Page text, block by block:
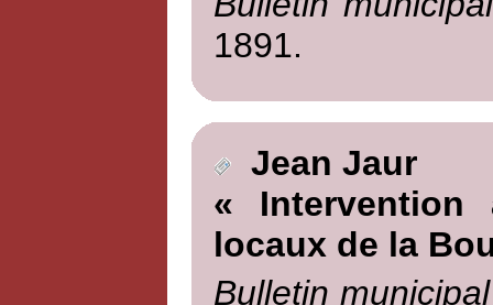
1891.
Jean Jaur
«
locaux de la
Bulletin